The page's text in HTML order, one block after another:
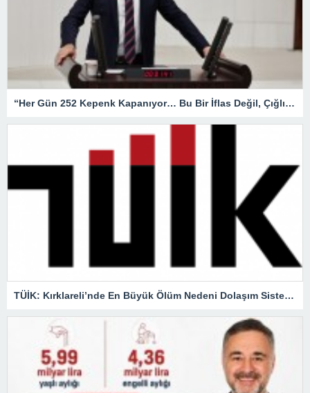
“Her Gün 252 Kepenk Kapanıyor… Bu Bir İflas Değil, Çığlıktır!”
TÜİK: Kırklareli’nde En Büyük Ölüm Nedeni Dolaşım Sistemi Hastalıkları